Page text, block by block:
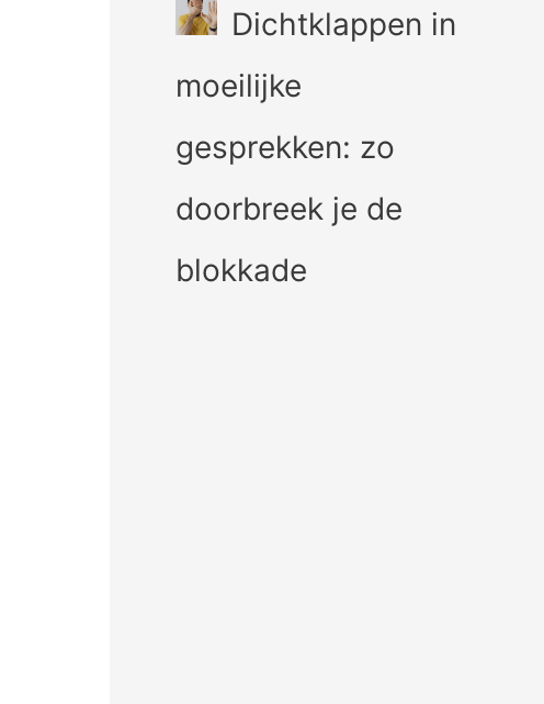
Dichtklappen in
moeilijke
gesprekken: zo
doorbreek je de
blokkade